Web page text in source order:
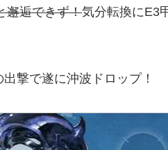
邂逅できず！気分転換にE3
撃で遂に沖波ドロップ！